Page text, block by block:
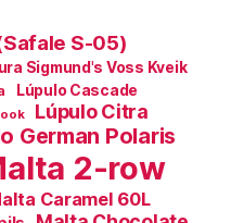
S-05)
Sigmund's Voss Kveik
Lúpulo Cascade
Lúpulo Citra
German Polaris
2-row
Caramel 60L